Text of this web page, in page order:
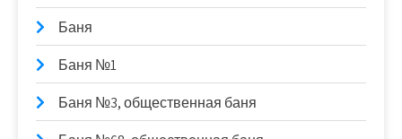
Баня
Баня №1
Баня №3, общественная баня